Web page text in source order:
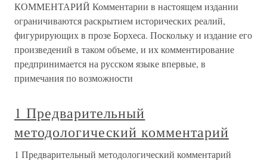
КОММЕНТАРИЙ Комментарии в настоящем издании
ограничиваются раскрытием исторических реалий,
фигурирующих в прозе Борхеса. Поскольку и издание его
произведений в таком объеме, и их комментирование
предпринимается на русском языке впервые, в
примечания по возможности
1 Предварительный
методологический комментарий
1 Предварительный методологический комментарий